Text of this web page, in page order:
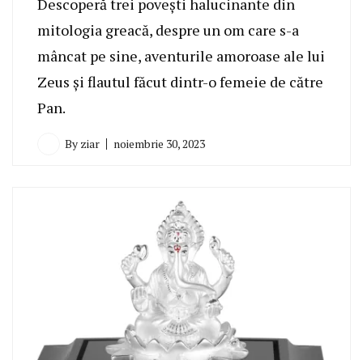
Descoperă trei povești halucinante din
mitologia greacă, despre un om care s-a
mâncat pe sine, aventurile amoroase ale lui
Zeus și flautul făcut dintr-o femeie de către
Pan.
By ziar noiembrie 30, 2023